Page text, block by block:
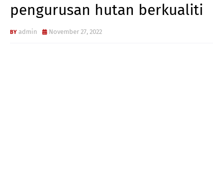
pengurusan hutan berkualiti
admin November 27, 2022